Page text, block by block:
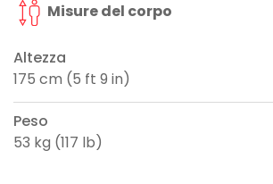
Misure del corpo
Altezza
175 cm (5 ft 9 in)
Peso
53 kg (117 lb)